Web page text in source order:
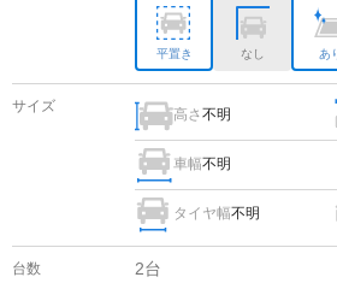
平置き なし あ
サイズ
高さ不明
車幅不明
タイヤ幅不明
台数 2台